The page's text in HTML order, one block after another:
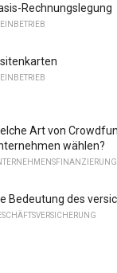
Rechnungslegung
Art von
wählen?
Bedeutung des